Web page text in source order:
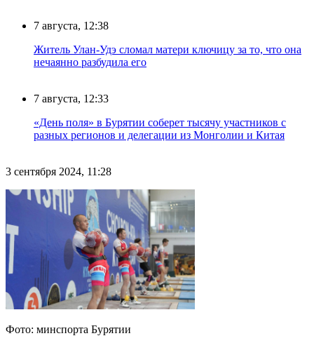
7 августа, 12:38
Житель Улан-Удэ сломал матери ключицу за то, что она
нечаянно разбудила его
7 августа, 12:33
«День поля» в Бурятии соберет тысячу участников с
разных регионов и делегации из Монголии и Китая
3 сентября 2024, 11:28
Фото: минспорта Бурятии